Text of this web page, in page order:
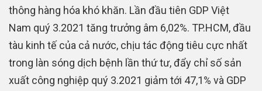
thông hàng hóa khó khăn. Lần đầu tiên GDP Việt
Nam quý 3.2021 tăng trưởng âm 6,02%. TP.HCM, đầu
tàu kinh tế của cả nước, chịu tác động tiêu cực nhất
trong làn sóng dịch bệnh lần thứ tư, đẩy chỉ số sản
xuất công nghiệp quý 3.2021 giảm tới 47,1% và GDP